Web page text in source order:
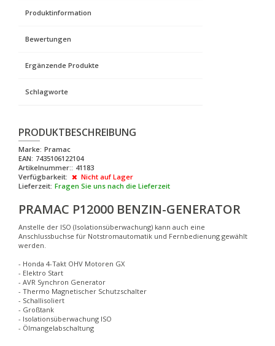
Produktinformation
Bewertungen
Ergänzende Produkte
Schlagworte
PRODUKTBESCHREIBUNG
Marke: Pramac
EAN: 7435106122104
Artikelnummer:: 41183
Verfügbarkeit:
Nicht auf Lager
Lieferzeit: Fragen Sie uns nach die Lieferzeit
PRAMAC P12000 BENZIN-GENERATOR
Anstelle der ISO (Isolationsüberwachung) kann auch eine
Anschlussbuchse für Notstromautomatik und Fernbedienung gewählt
werden.
- Honda 4-Takt OHV Motoren GX
- Elektro Start
- AVR Synchron Generator
- Thermo Magnetischer Schutzschalter
- Schallisoliert
- Großtank
- Isolationsüberwachung ISO
- Ölmangelabschaltung